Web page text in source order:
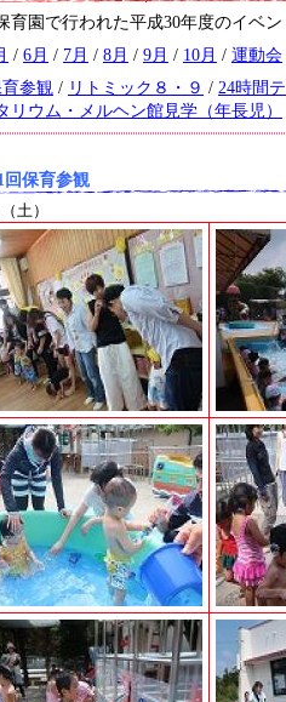
育園で行われた平成30年度のイベ
/ 6月 / 7月 / 8月 / 9月 / 10月 / 運動会
参観 / リトミック８・９ / 24時間
リウム・メルヘン館見学（年長児）
回保育参観
土）